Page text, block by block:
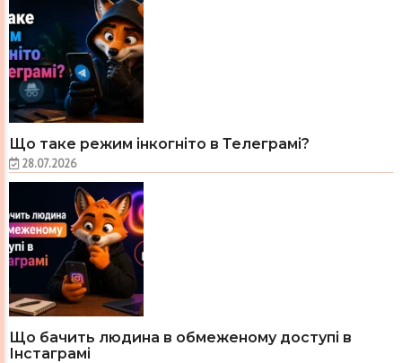
Що таке режим інкогніто в Телеграмі?
28.07.2026
Що бачить людина в обмеженому доступі в
Інстаграмі